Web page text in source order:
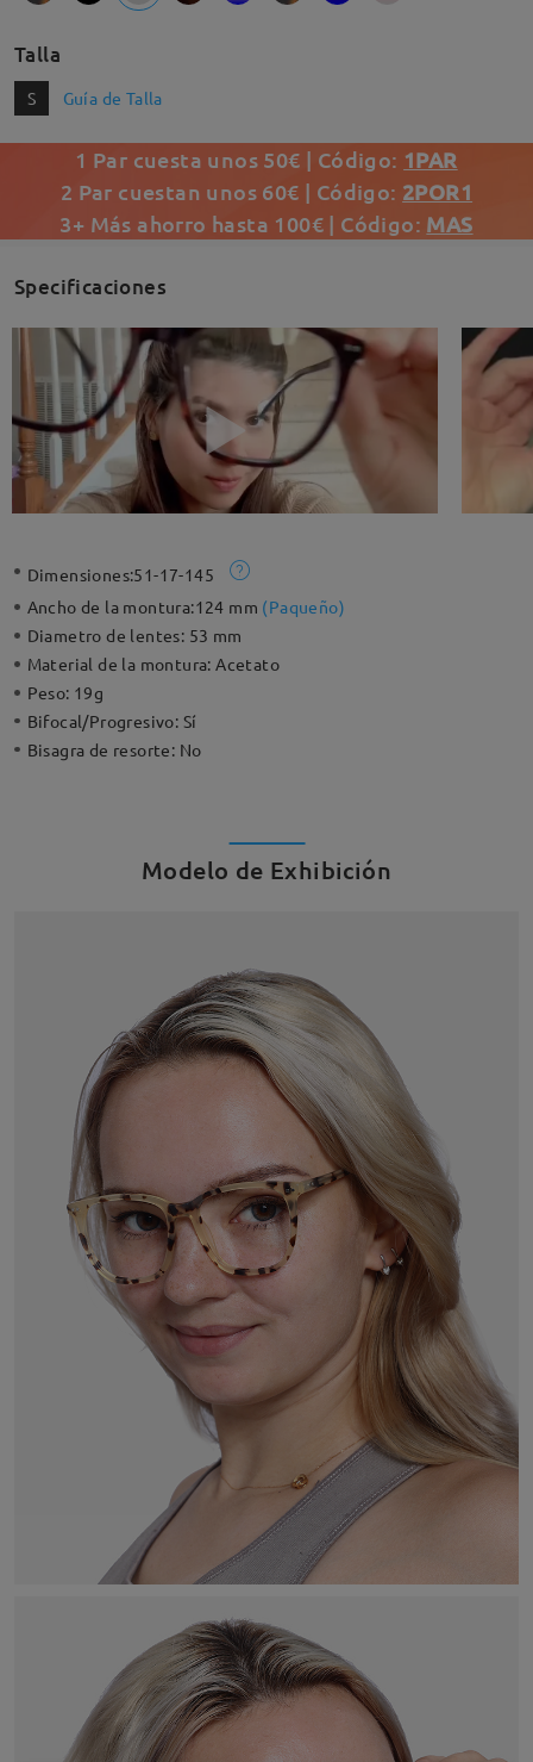
Talla
S Guía de Talla
1 Par cuesta unos 50€ | Código: 1PAR
2 Par cuestan unos 60€ | Código: 2POR1
3+ Más ahorro hasta 100€ | Código: MAS
Specificaciones
Dimensiones:51-17-145
Ancho de la montura:124 mm (Paqueño)
Diametro de lentes: 53 mm
Material de la montura:Acetato
Peso: 19g
Bifocal/Progresivo: Sí
Bisagra de resorte: No
Modelo de Exhibición